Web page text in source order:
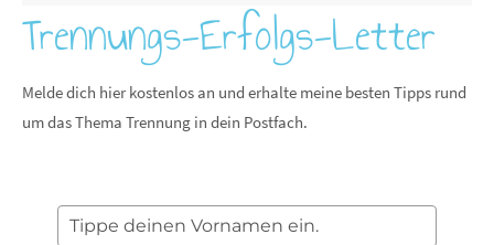
Trennungs-Erfolgs-Letter
Melde dich hier kostenlos an und erhalte meine besten Tipps rund
um das Thema Trennung in dein Postfach.